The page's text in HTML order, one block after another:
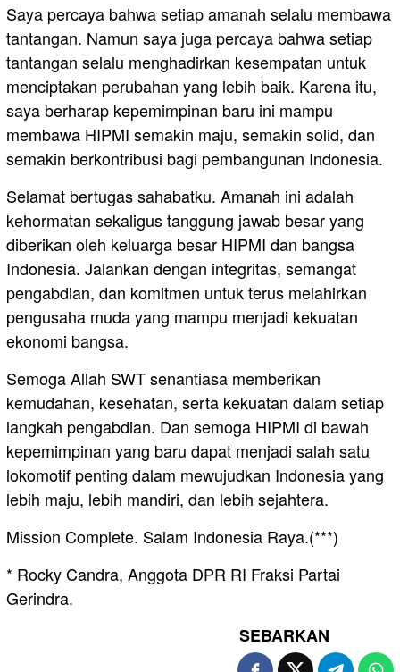
Saya percaya bahwa setiap amanah selalu membawa
tantangan. Namun saya juga percaya bahwa setiap
tantangan selalu menghadirkan kesempatan untuk
menciptakan perubahan yang lebih baik. Karena itu,
saya berharap kepemimpinan baru ini mampu
membawa HIPMI semakin maju, semakin solid, dan
semakin berkontribusi bagi pembangunan Indonesia.
Selamat bertugas sahabatku. Amanah ini adalah
kehormatan sekaligus tanggung jawab besar yang
diberikan oleh keluarga besar HIPMI dan bangsa
Indonesia. Jalankan dengan integritas, semangat
pengabdian, dan komitmen untuk terus melahirkan
pengusaha muda yang mampu menjadi kekuatan
ekonomi bangsa.
Semoga Allah SWT senantiasa memberikan
kemudahan, kesehatan, serta kekuatan dalam setiap
langkah pengabdian. Dan semoga HIPMI di bawah
kepemimpinan yang baru dapat menjadi salah satu
lokomotif penting dalam mewujudkan Indonesia yang
lebih maju, lebih mandiri, dan lebih sejahtera.
Mission Complete. Salam Indonesia Raya.(***)
* Rocky Candra, Anggota DPR RI Fraksi Partai
Gerindra.
SEBARKAN